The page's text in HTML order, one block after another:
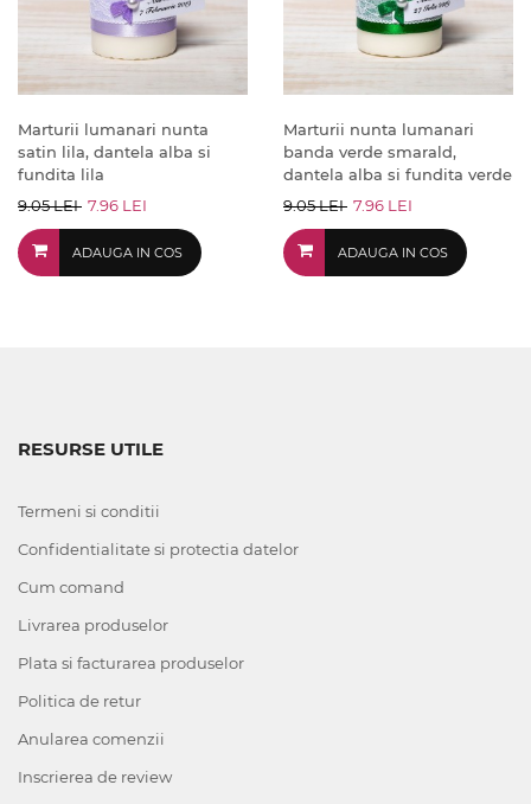
Marturii lumanari nunta
satin lila, dantela alba si
fundita lila
9.05 LEI 7.96 LEI
ADAUGA IN COS
Marturii nunta lumanari
banda verde smarald,
dantela alba si fundita verde
9.05 LEI 7.96 LEI
ADAUGA IN COS
RESURSE UTILE
Termeni si conditii
Confidentialitate si protectia datelor
Cum comand
Livrarea produselor
Plata si facturarea produselor
Politica de retur
Anularea comenzii
Inscrierea de review